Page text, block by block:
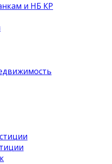
и НБ КР